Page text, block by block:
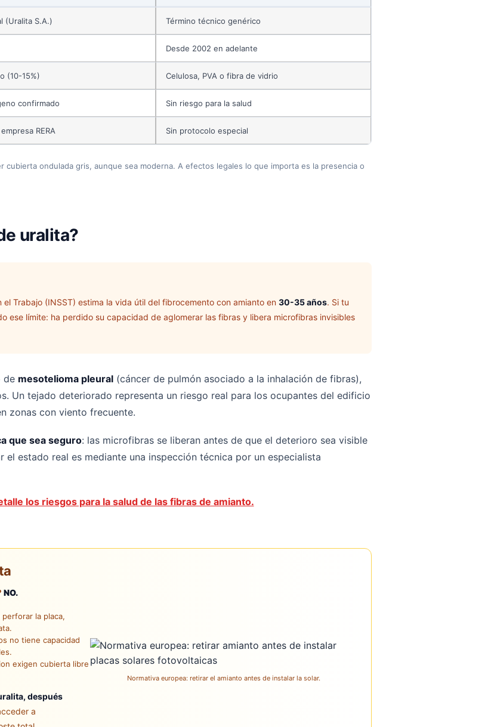
(Uralita S.A.) Término técnico genérico
Desde 2002 en adelante
(10-15%) Celulosa, PVA o fibra de vidrio
confirmado Sin riesgo para la salud
RERA Sin protocolo especial
cubierta ondulada gris, aunque sea moderna. A efectos legales lo que importa es la presencia o
uralita?
Trabajo (INSST) estima la vida útil del fibrocemento con amianto en 30-35 años. Si tu
ese límite: ha perdido su capacidad de aglomerar las fibras y libera microfibras invisibles
de mesotelioma pleural (cáncer de pulmón asociado a la inhalación de fibras),
Un tejado deteriorado representa un riesgo real para los ocupantes del edificio
zonas con viento frecuente.
que sea seguro: las microfibras se liberan antes de que el deterioro sea visible
estado real es mediante una inspección técnica por un especialista
los riesgos para la salud de las fibras de amianto.
NO.
la placa,
no tiene capacidad
exigen cubierta libre
después
a
Normativa europea: retirar el amianto antes de instalar la solar.